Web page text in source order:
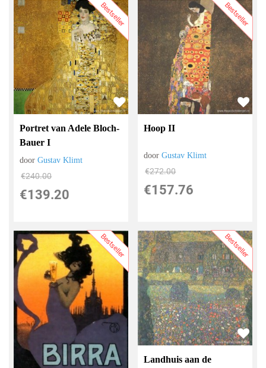
Bestseller
Portret van Adele Bloch-
Bauer I
doorGustav Klimt
€240.00
€139.20
Bestseller
Hoop II
doorGustav Klimt
€272.00
€157.76
Bestseller Bestseller
Landhuis aan de